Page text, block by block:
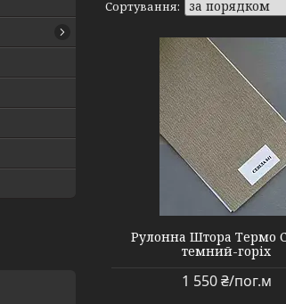
Рулонна Штора Термо
темний-горіх
1 550 ₴/пог.м